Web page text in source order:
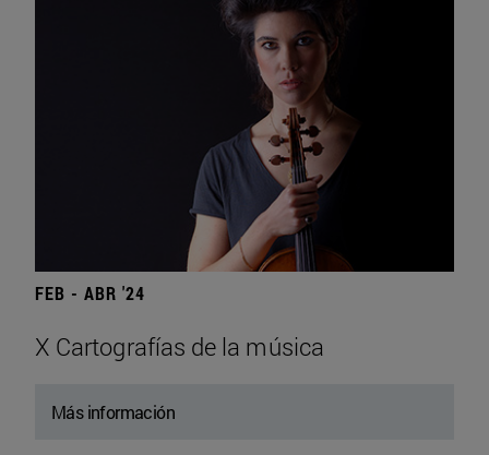
FEB - ABR '24
X Cartografías de la música
Más información